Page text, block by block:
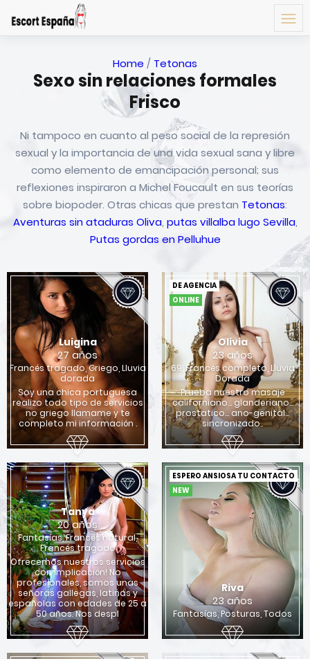
Home / Tetonas
Sexo sin relaciones formales
Frisco
Ni tampoco en cuanto al peso social de la represión
sexual y la importancia de una vida sexual sana y libre
como elemento de emancipación personal; sus
reflexiones inspiraron a Michel Foucault en sus teorías
sobre biopoder. Otras chicas que prestan Tetonas:
Aventuras sin ataduras Oliva, putas villalba lugo Sevilla,
Putas gordas en Pelluhue
Luigina
27 años
Francés tragado, Griego, Lluvia
dorada
Soy una chica portuguesa
realizo todo tipo de servicios
no griego llamame y te
completo mi información .
ONLINE
DE AGENCIA
Olivia
23 años
69, Francés completo, Lluvia
Dorada
Prueba nuestro masaje
californiano... glanderiano...
prostatico... ano-genital...
sincronizado..
Tanya
20 años
Fantasías, Francés natural,
Francés tragado
Ofrecemos nuestros servicios
con implicación! No
profesionales, somos unas
señoras gallegas, latinas y
españolas con edades de 25 a
50 años. Nos despl
NEW
ESPERO ANSIOSA TU CONTACTO
Riva
23 años
Fantasías, Posturas, Todos